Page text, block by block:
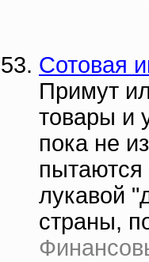
Сотовая
Примут
товары и
пока не
лукавой
страны,